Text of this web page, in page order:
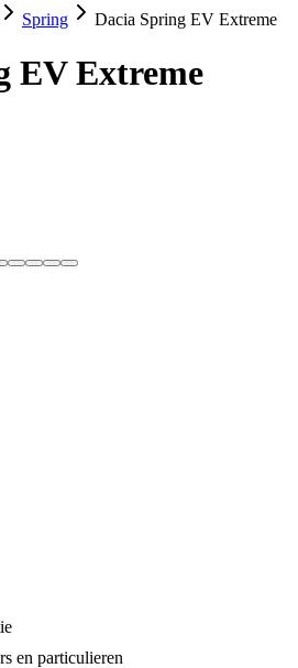
Spring Dacia Spring EV Extreme
EV Extreme
en particulieren